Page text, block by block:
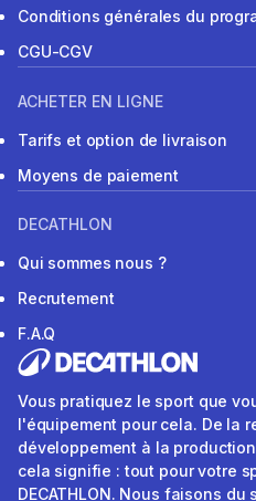
Conditions générales du
CGU-CGV
ACHETER EN LIGNE
Tarifs et option de livraison
Moyens de paiement
DECATHLON
Qui sommes nous ?
Recrutement
F.A.Q
Vous pratiquez le sport que
l'équipement pour cela. De la
développement à la
cela signifie : tout pour votre
DECATHLON. Nous faisons du